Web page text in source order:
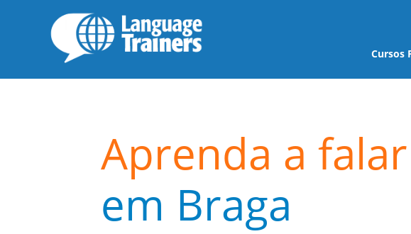
Cursos
Aprenda a
em Braga